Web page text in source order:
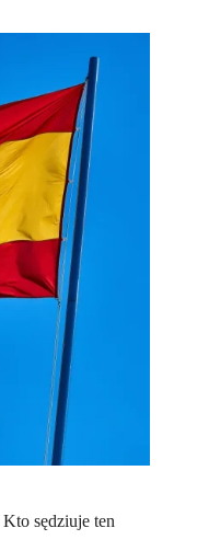
sędziuje ten